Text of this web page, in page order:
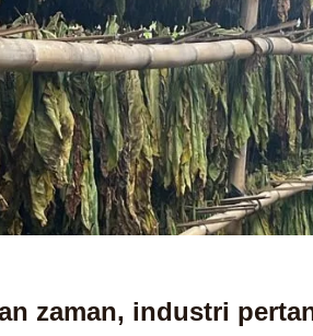
zaman, industri